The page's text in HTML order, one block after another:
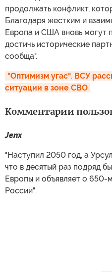
продолжать конфликт,
Благодаря жестким и
Европа и США вновь могут
достичь исторические
сообща".
"Оптимизм угас". ВСУ
ситуации в зоне СВО
Комментарии
Jenx
"Наступил 2050 год, а
что в десятый раз подряд
Европы и объявляет о 650-
России".